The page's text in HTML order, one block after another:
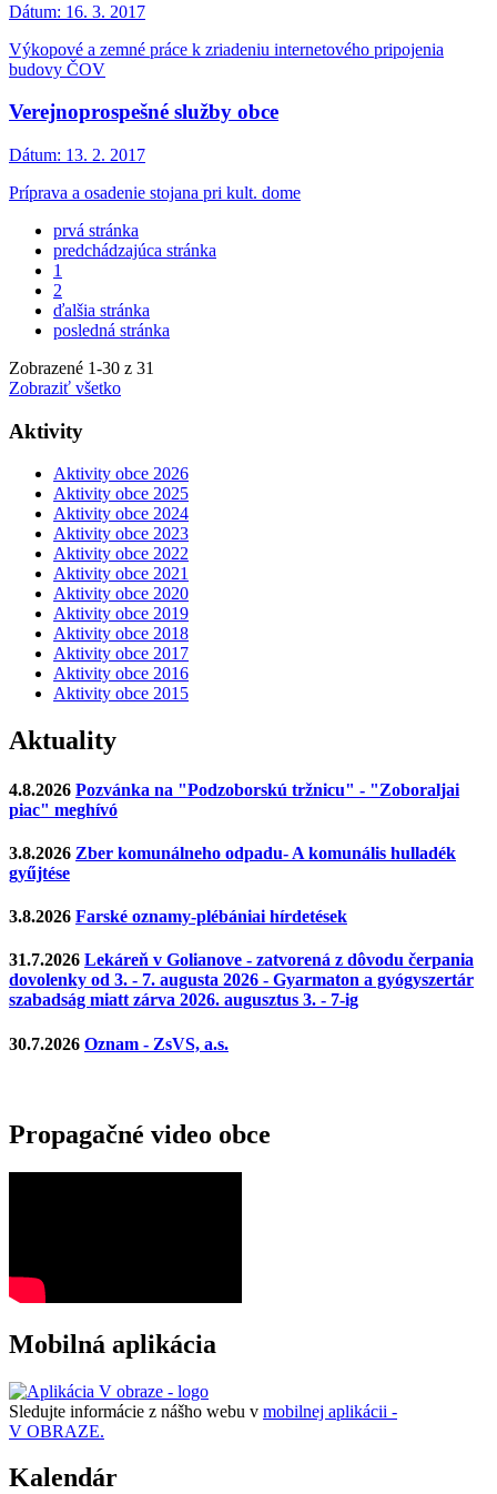
Dátum: 16. 3. 2017
Výkopové a zemné práce k zriadeniu internetového pripojenia
budovy ČOV
Verejnoprospešné služby obce
Dátum: 13. 2. 2017
Príprava a osadenie stojana pri kult. dome
prvá stránka
predchádzajúca stránka
1
2
ďalšia stránka
posledná stránka
Zobrazené 1-30 z 31
Zobraziť všetko
Aktivity
Aktivity obce 2026
Aktivity obce 2025
Aktivity obce 2024
Aktivity obce 2023
Aktivity obce 2022
Aktivity obce 2021
Aktivity obce 2020
Aktivity obce 2019
Aktivity obce 2018
Aktivity obce 2017
Aktivity obce 2016
Aktivity obce 2015
Aktuality
4.8.2026 Pozvánka na "Podzoborskú tržnicu" - "Zoboraljai
piac" meghívó
3.8.2026 Zber komunálneho odpadu- A komunális hulladék
gyűjtése
3.8.2026 Farské oznamy-plébániai hírdetések
31.7.2026 Lekáreň v Golianove - zatvorená z dôvodu čerpania
dovolenky od 3. - 7. augusta 2026 - Gyarmaton a gyógyszertár
szabadság miatt zárva 2026. augusztus 3. - 7-ig
30.7.2026 Oznam - ZsVS, a.s.
Propagačné video obce
Mobilná aplikácia
Sledujte informácie z nášho webu v mobilnej aplikácii -
V OBRAZE.
Kalendár